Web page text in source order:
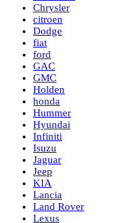
Chrysler
citroen
Dodge
fiat
ford
GAC
GMC
Holden
honda
Hummer
Hyundai
Infiniti
Isuzu
Jaguar
Jeep
KIA
Lancia
Land Rover
Lexus